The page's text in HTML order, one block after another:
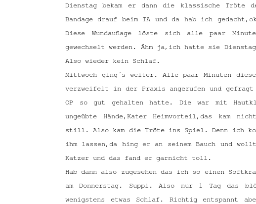
Dienstag bekam er dann die klassische Tröte
Bandage drauf beim TA und da hab ich
Diese Wundauflage löste sich alle paar
gewechselt werden. Ähm ja,ich hatte sie
Also wieder kein Schlaf.
Mittwoch ging´s weiter. Alle paar Minuten
verzweifelt in der Praxis angerufen und gefragt
OP so gut gehalten hatte. Die war mit
ungeübte Hände,Kater Heimvorteil,das kam
still. Also kam die Tröte ins Spiel. Denn ich
ihm lassen,da hing er an seinem Bauch und
Katzer und das fand er garnicht toll.
Hab dann also zugesehen das ich so einen
am Donnerstag. Suppi. Also nur 1 Tag das
wenigstens etwas Schlaf. Richtig entspannt